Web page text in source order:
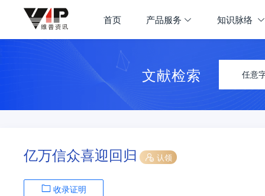
首页 产品服务 知识脉络
文献检索 任意
亿万信众喜迎回归 认领
收录证明